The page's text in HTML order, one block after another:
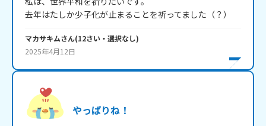
去年はたしか少子化が止まることを祈ってました（？）
マカサキムさん(12さい・ 選択なし)
2025年4月12日
やっぱりね！